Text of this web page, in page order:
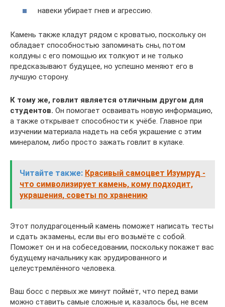
навеки убирает гнев и агрессию.
Камень также кладут рядом с кроватью, поскольку он
обладает способностью запоминать сны, потом
колдуны с его помощью их толкуют и не только
предсказывают будущее, но успешно меняют его в
лучшую сторону.
К тому же, говлит является отличным другом для
студентов. Он помогает осваивать новую информацию,
а также открывает способности к учёбе. Главное при
изучении материала надеть на себя украшение с этим
минералом, либо просто зажать говлит в кулаке.
Читайте также: Красивый самоцвет Изумруд -
что символизирует камень, кому подходит,
украшения, советы по хранению
Этот полудрагоценный камень поможет написать тесты
и сдать экзамены, если вы его возьмёте с собой.
Поможет он и на собеседовании, поскольку покажет вас
будущему начальнику как эрудированного и
целеустремлённого человека.
Ваш босс с первых же минут поймёт, что перед вами
можно ставить самые сложные и, казалось бы, не всем